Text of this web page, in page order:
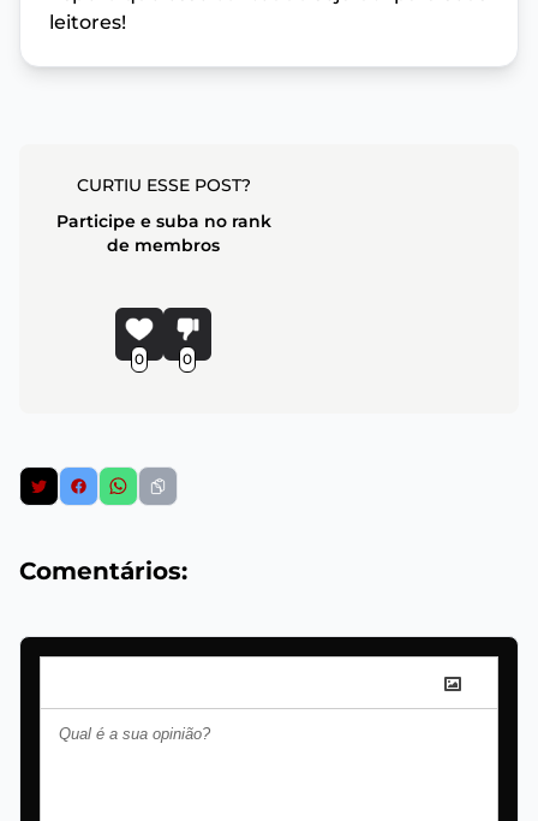
leitores!
CURTIU ESSE POST?
Participe e suba no rank
de membros
0 0
Comentários: